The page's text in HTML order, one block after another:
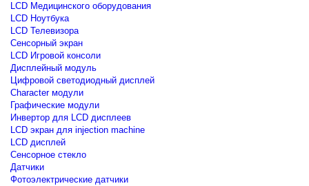
LCD Медицинского оборудования
LCD Ноутбука
LCD Телевизора
Сенсорный экран
LCD Игровой консоли
Дисплейный модуль
Цифровой светодиодный дисплей
Сharacter модули
Графические модули
Инвертор для LCD дисплеев
LCD экран для injection machine
LCD дисплей
Сенсорное стекло
Датчики
Фотоэлектрические датчики